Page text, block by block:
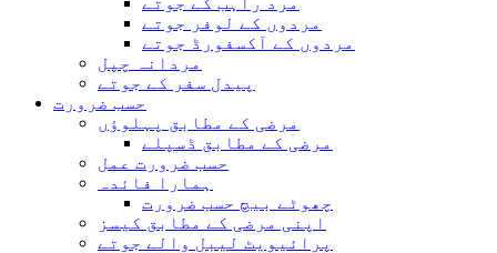
مردوں کے لوفر جوتے
مردوں کے آکسفورڈ جوتے
مردانہ چپل
پیدل سفر کے جوتے
حسب ضرورت
مرضی کے مطابق پہلوؤں
مرضی کے مطابق ڈسپلے
حسب ضرورت عمل
ہمارا فائدہ
چھوٹے بیچ حسب ضرورت
اپنی مرضی کے مطابق کیسز
پرائیویٹ لیبل والے جوتے